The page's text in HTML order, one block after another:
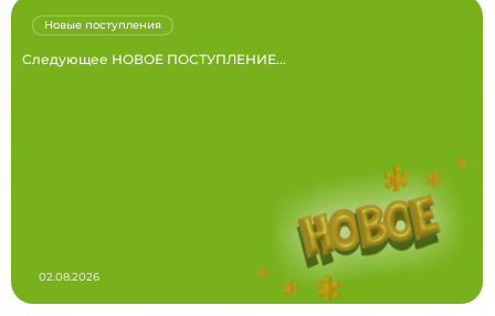
Следующее НОВОЕ ПОСТУПЛЕНИЕ...
Новые поступления
02.08.2026